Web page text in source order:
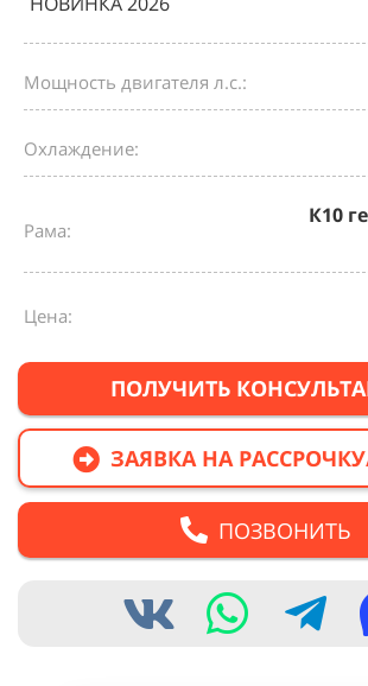
Мощность двигателя л.с.:
Охлаждение:
Рама:
К10
Цена:
ПОЛУЧИТЬ
ЗАЯВКА НА
ПОЗВОНИТЬ